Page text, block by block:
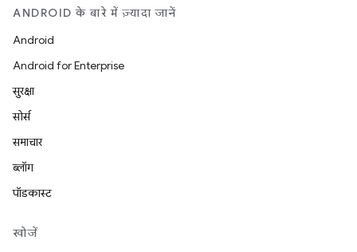
ANDROID के बारे में ज़्यादा जानें
Android
Android for Enterprise
सुरक्षा
सोर्स
समाचार
ब्लॉग
पॉडकास्ट
खोजें